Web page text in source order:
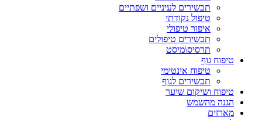
תכשירים לעיניים ושפתיים
טיפול נקודתי
איפור טיפולי
תכשירים טיפולים
תרסיס\מיסט
טיפוח גוף
טיפוח אינטימי
תכשירים לגוף
טיפוח ושיקום שיער
הגנה מהשמש
מארזים